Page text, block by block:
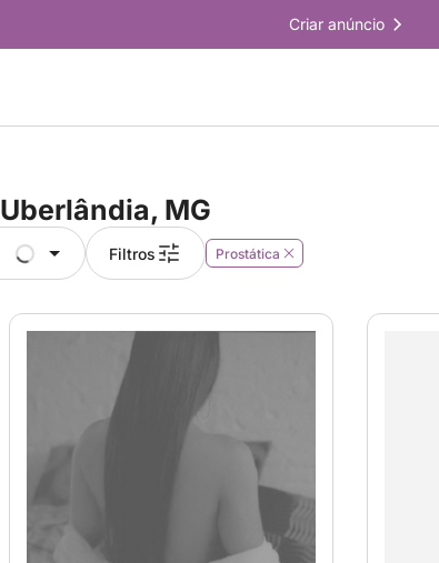
Criar anúncio
Uberlândia, MG
Filtros Prostática